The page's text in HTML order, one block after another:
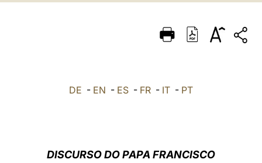
ITALIANO
DE - EN - ES - FR - IT - PT
DISCURSO DO PAPA FRANCISCO